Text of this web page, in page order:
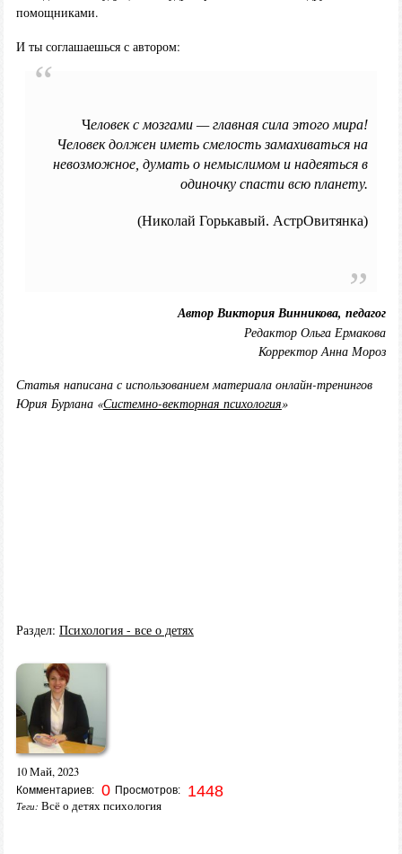
помощниками.
И ты соглашаешься с автором:
Человек с мозгами — главная сила этого мира!
Человек должен иметь смелость замахиваться на
невозможное, думать о немыслимом и надеяться в
одиночку спасти всю планету.
(Николай Горькавый. АстрОвитянка)
Автор Виктория Винникова, педагог
Редактор Ольга Ермакова
Корректор Анна Мороз
Статья написана с использованием материала онлайн-тренингов
Юрия Бурлана «Системно-векторная психология»
Раздел: Психология - все о детях
10 Май, 2023
Комментариев: 0 Просмотров: 1448
Теги: Всё о детях психология